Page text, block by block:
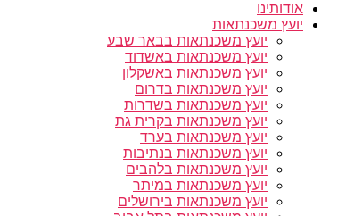
אודותינו
יועץ משכנתאות
יועץ משכנתאות בבאר שבע
יועץ משכנתאות באשדוד
יועץ משכנתאות באשקלון
יועץ משכנתאות בדרום
יועץ משכנתאות בשדרות
יועץ משכנתאות בקרית גת
יועץ משכנתאות בערד
יועץ משכנתאות בנתיבות
יועץ משכנתאות בלהבים
יועץ משכנתאות במיתר
יועץ משכנתאות בירושלים